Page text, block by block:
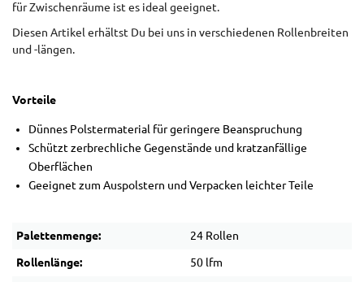
für Zwischenräume ist es ideal geeignet.
Diesen Artikel erhältst Du bei uns in verschiedenen Rollenbreiten
und -längen.
Vorteile
Dünnes Polstermaterial für geringere Beanspruchung
Schützt zerbrechliche Gegenstände und kratzanfällige
Oberflächen
Geeignet zum Auspolstern und Verpacken leichter Teile
Palettenmenge: 24 Rollen
Rollenlänge: 50 lfm